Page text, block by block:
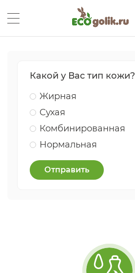
Какой у Вас тип кожи?
Жирная
Сухая
Комбинированная
Нормальная
Отправить